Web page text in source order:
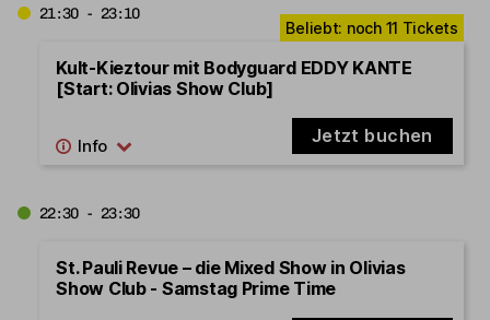
21:30 - 23:10
Kult-Kieztour mit Bodyguard EDDY KANTE
[Start: Olivias Show Club]
Jetzt buchen
22:30 - 23:30
St. Pauli Revue – die Mixed Show in Olivias
Show Club - Samstag Prime Time